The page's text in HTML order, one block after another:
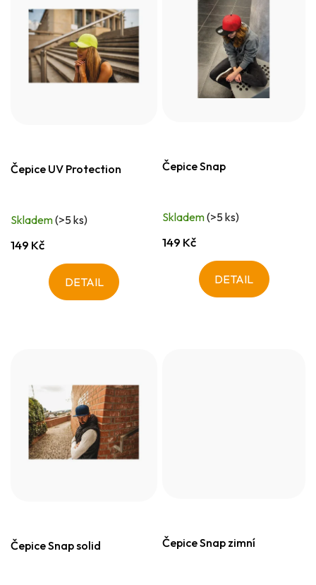
Čepice UV Protection
Skladem(>5 ks)
149 Kč
DETAIL
Čepice Snap
Skladem(>5 ks)
149 Kč
DETAIL
Čepice Snap solid Čepice Snap zimní